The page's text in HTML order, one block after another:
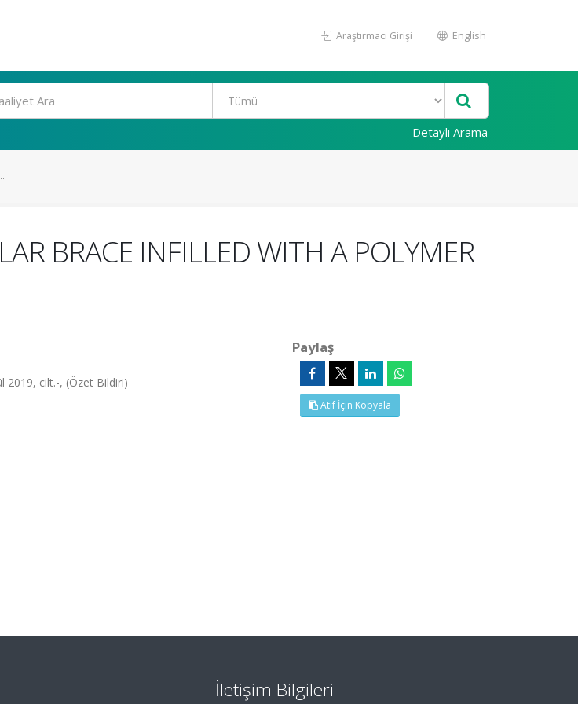
Araştırmacı Girişi English
Detaylı Arama
BRACE INFILLED WITH A POLYMER
2019, cilt.-, (Özet Bildiri)
Paylaş
Atıf İçin Kopyala
İletişim Bilgileri